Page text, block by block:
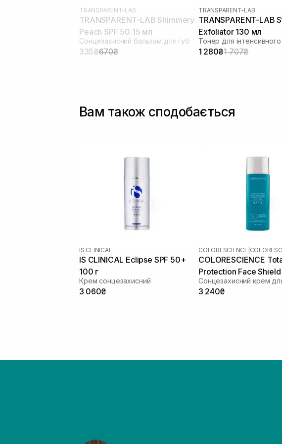
TRANSPARENT-LAB
TRANSPARENT-LAB Shimmery
Peach SPF 50 15 мл
Сонцезахисний бальзам для губ
335₴670₴
TRANSPARENT-LAB
TRANSPARENT-LAB
Exfoliator 130 мл
1 280₴1 707₴
Вам також сподобається
IS CLINICAL
IS CLINICAL Eclipse SPF 50+
100 г
Крем сонцезахисний
3 060₴
COLORESCIENCE
COLORESCIENCE
Protection Face
SPF 50 55 мл
3 240₴